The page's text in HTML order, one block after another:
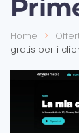
Home
gratis per i